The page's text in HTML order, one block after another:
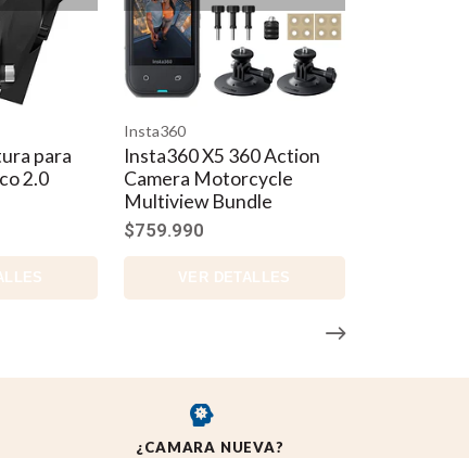
para
2.0
Insta360
Insta360 X5 360 Action
Camera Motorcycle
Multiview Bundle
$759.990
VER DETALLES
¿CAMARA NUEVA?